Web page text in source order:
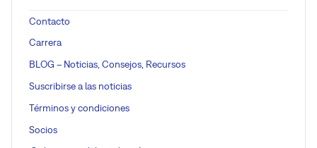
Contacto
Carrera
BLOG – Noticias, Consejos, Recursos
Suscribirse a las noticias
Términos y condiciones
Socios